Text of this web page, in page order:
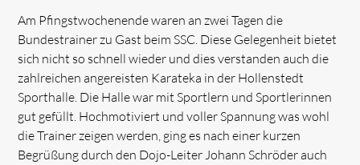
Am Pfingstwochenende waren an zwei Tagen die
Bundestrainer zu Gast beim SSC. Diese Gelegenheit bietet
sich nicht so schnell wieder und dies verstanden auch die
zahlreichen angereisten Karateka in der Hollenstedt
Sporthalle. Die Halle war mit Sportlern und Sportlerinnen
gut gefüllt. Hochmotiviert und voller Spannung was wohl
die Trainer zeigen werden, ging es nach einer kurzen
Begrüßung durch den Dojo-Leiter Johann Schröder auch